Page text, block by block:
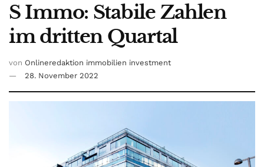
S Immo: Stabile Zahlen
im dritten Quartal
von Onlineredaktion immobilien investment
28. November 2022